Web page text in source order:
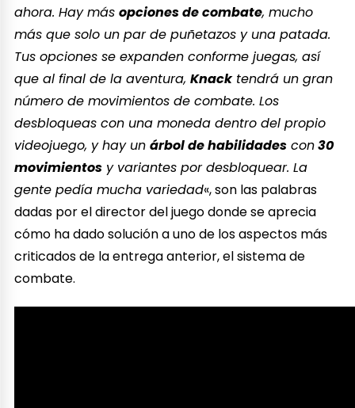
ahora. Hay másopciones de combate, mucho
más que solo un par de puñetazos y una patada.
Tus opciones se expanden conforme juegas, así
que al final de la aventura,Knacktendrá un gran
número de movimientos de combate. Los
desbloqueas con una moneda dentro del propio
videojuego, y hay unárbol de habilidades con30
movimientos y variantes por desbloquear. La
gente pedía mucha variedad«, son las palabras
dadas por el director del juego donde se aprecia
cómo ha dado solución a uno de los aspectos más
criticados de la entrega anterior, el sistema de
combate.